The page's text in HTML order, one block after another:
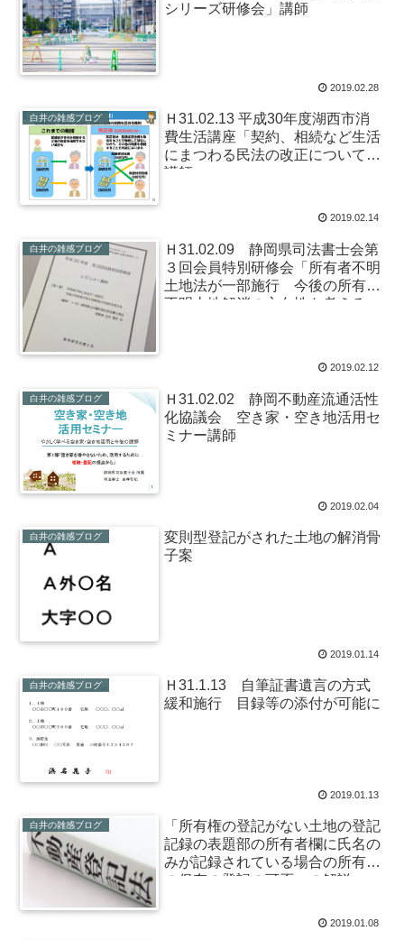
シリーズ研修会」講師
2019.02.28
白井の雑感ブログ
Ｈ31.02.13 平成30年度湖西市消
費生活講座「契約、相続など生活
にまつわる民法の改正について」
講師
2019.02.14
白井の雑感ブログ
Ｈ31.02.09 静岡県司法書士会第
３回会員特別研修会「所有者不明
土地法が一部施行 今後の所有者
不明土地解消の方向性を考える」
2019.02.12
白井の雑感ブログ
Ｈ31.02.02 静岡不動産流通活性
化協議会 空き家・空き地活用セ
ミナー講師
2019.02.04
白井の雑感ブログ
変則型登記がされた土地の解消骨
子案
2019.01.14
白井の雑感ブログ
Ｈ31.1.13 自筆証書遺言の方式
緩和施行 目録等の添付が可能に
2019.01.13
白井の雑感ブログ
「所有権の登記がない土地の登記
記録の表題部の所有者欄に氏名の
みが記録されている場合の所有権
の保存の登記の可否」の解説
2019.01.08